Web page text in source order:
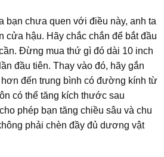
bạn chưa quen với điều này, anh ta
cửa hậu. Hãy chắc chắn để bắt đầu
Đừng mua thứ gì đó dài 10 inch
đầu tiên. Thay vào đó, hãy gắn
đến trung bình có đường kính từ
có thể tăng kích thước sau
phép bạn tăng chiều sâu và chu
phải chèn đầy đủ dương vật